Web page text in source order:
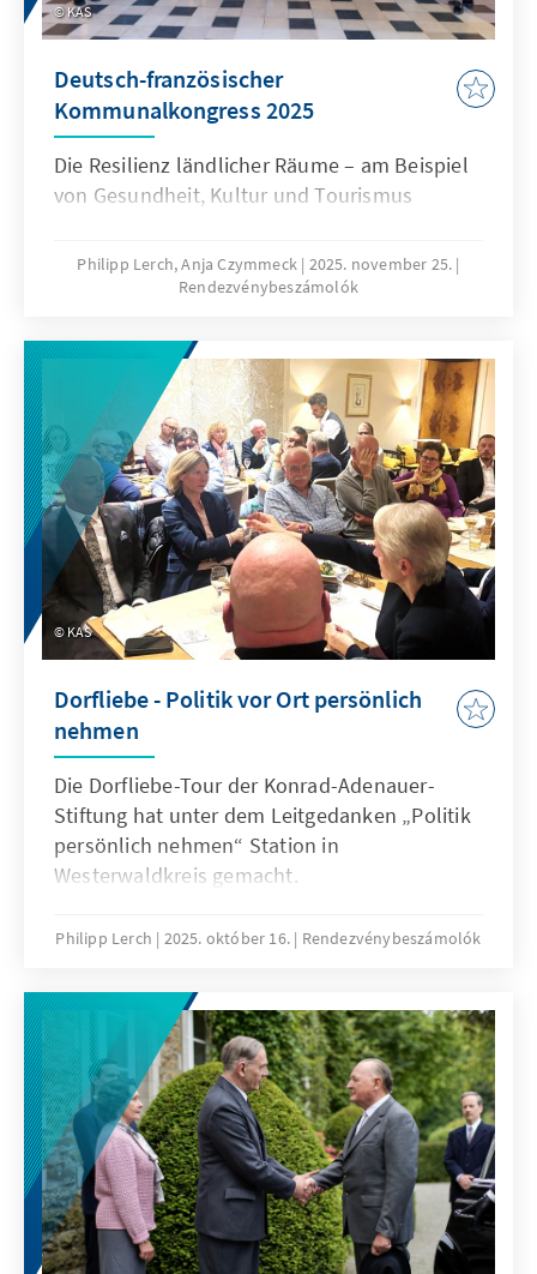
KAS
Deutsch-französischer
Kommunalkongress 2025
Die Resilienz ländlicher Räume – am Beispiel
von Gesundheit, Kultur und Tourismus
Philipp Lerch, Anja Czymmeck 2025. november 25.
Rendezvénybeszámolók
KAS
Dorfliebe - Politik vor Ort persönlich
nehmen
Die Dorfliebe-Tour der Konrad-Adenauer-
Stiftung hat unter dem Leitgedanken „Politik
persönlich nehmen“ Station in
Westerwaldkreis gemacht.
Philipp Lerch 2025. október 16. Rendezvénybeszámolók